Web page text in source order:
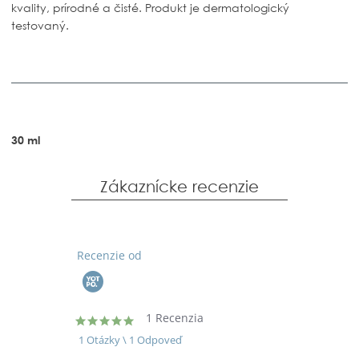
kvality, prírodné a čisté. Produkt je dermatologický
testovaný.
30 ml
Zákaznícke recenzie
Recenzie od
5.0
star
rating
1 Recenzia
1 Otázky \ 1 Odpoveď